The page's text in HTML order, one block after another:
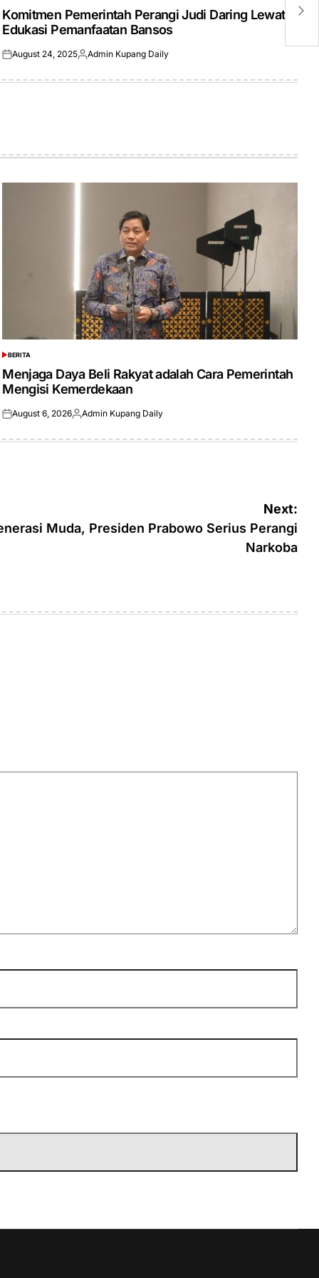
INKomitmen Pemerintah Perangi Judi Daring Lewat
Edukasi Pemanfaatan Bansos
Posted
August 24, 2025Posted
Admin Kupang Daily
POSTED
IN
BERITA
Menjaga Daya Beli Rakyat adalah Cara Pemerintah
Mengisi Kemerdekaan
Posted
August 6, 2026Posted
Admin Kupang Daily
Next:
Muda, Presiden Prabowo Serius Perangi
Narkoba